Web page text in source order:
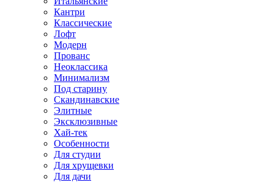
Кантри
Классические
Лофт
Модерн
Прованс
Неоклассика
Минимализм
Под старину
Скандинавские
Элитные
Эксклюзивные
Хай-тек
Особенности
Для студии
Для хрущевки
Для дачи